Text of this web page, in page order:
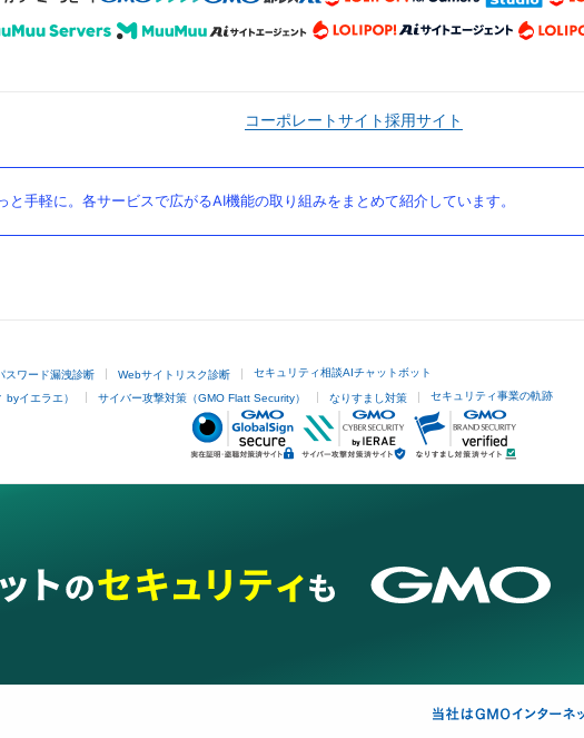
コーポレートサイト採用サイト
と手軽に。各サービスで広がるAI機能の取り組みをまとめて紹介しています。
スワード漏洩診断 Webサイトリスク診断 セキュリティ相談AIチャットボット
イエラエ） サイバー攻撃対策（GMO Flatt Security） なりすまし対策 セキュリティ事業の軌跡